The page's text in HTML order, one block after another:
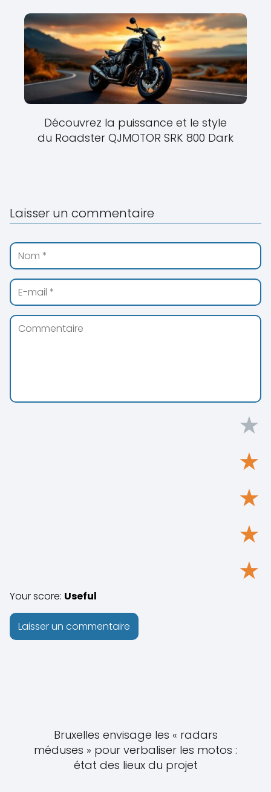
Découvrez la puissance et le style
du Roadster QJMOTOR SRK 800 Dark
Laisser un commentaire
★
★
★
★
★
Your score: Useful
Bruxelles envisage les « radars
méduses » pour verbaliser les motos :
état des lieux du projet